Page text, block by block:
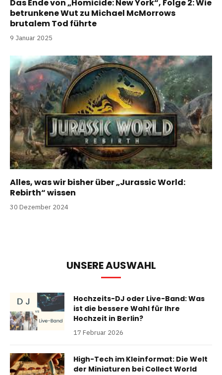
Das Ende von „Homicide: New York“, Folge 2: Wie
betrunkene Wut zu Michael McMorrows
brutalem Tod führte
9 Januar 2025
Alles, was wir bisher über „Jurassic World:
Rebirth“ wissen
30 Dezember 2024
UNSERE AUSWAHL
Hochzeits-DJ oder Live-Band: Was
ist die bessere Wahl für Ihre
Hochzeit in Berlin?
17 Februar 2026
High-Tech im Kleinformat: Die Welt
der Miniaturen bei Collect World